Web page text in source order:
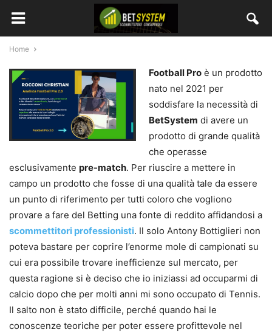
Home
Football Pro è un prodotto
nato nel 2021 per
soddisfare la necessità di
BetSystem di avere un
prodotto di grande qualità
che operasse
esclusivamente pre-match. Per riuscire a mettere in
campo un prodotto che fosse di una qualità tale da essere
un punto di riferimento per tutti coloro che vogliono
provare a fare del Betting una fonte di reddito affidandosi a
scommettitori professionisti. Il solo Antony Bottiglieri non
poteva bastare per coprire l’enorme mole di campionati su
cui era possibile trovare inefficienze sul mercato, per
questa ragione si è deciso che io iniziassi ad occuparmi di
calcio dopo che per molti anni mi sono occupato di Tennis.
Il salto non è stato difficile, perché quando hai le
conoscenze teoriche per poter essere profittevole nel